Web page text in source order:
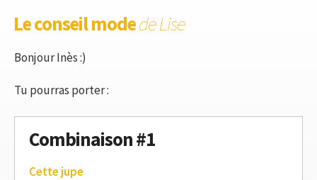
Le conseil modede Lise
Bonjour Inès :)
Tu pourras porter :
Combinaison #1
Cette jupe